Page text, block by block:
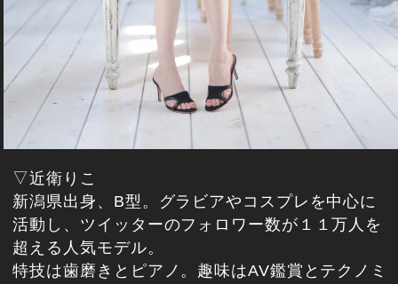
▽近衛りこ
新潟県出身、B型。グラビアやコスプレを中心に
活動し、ツイッターのフォロワー数が１１万人を
超える人気モデル。
特技は歯磨きとピアノ。趣味はAV鑑賞とテクノミ